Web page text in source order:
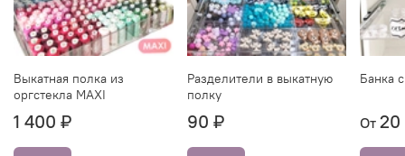
Выкатная полка из
оргстекла MAXI
1 400 ₽
Разделители в выкатную
полку
90 ₽
Банка
От 20